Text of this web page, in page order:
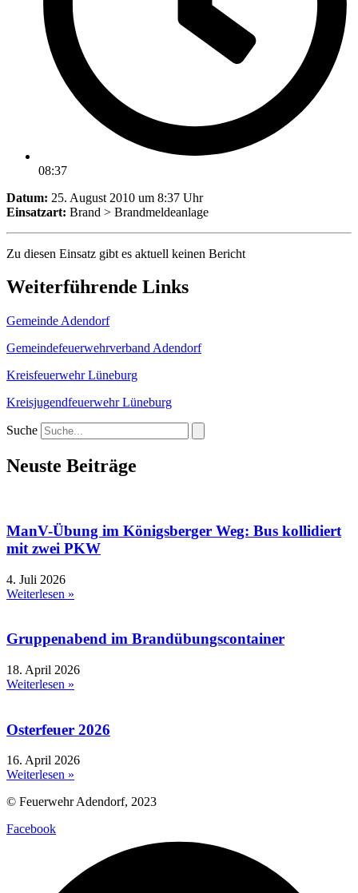
08:37
Datum: 25. August 2010 um 8:37 Uhr
Einsatzart: Brand > Brandmeldeanlage
Zu diesen Einsatz gibt es aktuell keinen Bericht
Weiterführende Links
Gemeinde Adendorf
Gemeindefeuerwehrverband Adendorf
Kreisfeuerwehr Lüneburg
Kreisjugendfeuerwehr Lüneburg
Suche
Neuste Beiträge
ManV-Übung im Königsberger Weg: Bus kollidiert
mit zwei PKW
4. Juli 2026
Weiterlesen »
Gruppenabend im Brandübungscontainer
18. April 2026
Weiterlesen »
Osterfeuer 2026
16. April 2026
Weiterlesen »
© Feuerwehr Adendorf, 2023
Facebook